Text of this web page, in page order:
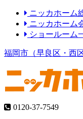
ニッカホーム
ニッカホーム
ショールーム
福岡市（早良区・西
0120-37-7549